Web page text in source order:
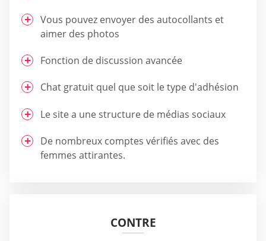
Vous pouvez envoyer des autocollants et
aimer des photos
Fonction de discussion avancée
Chat gratuit quel que soit le type d'adhésion
Le site a une structure de médias sociaux
De nombreux comptes vérifiés avec des
femmes attirantes.
CONTRE